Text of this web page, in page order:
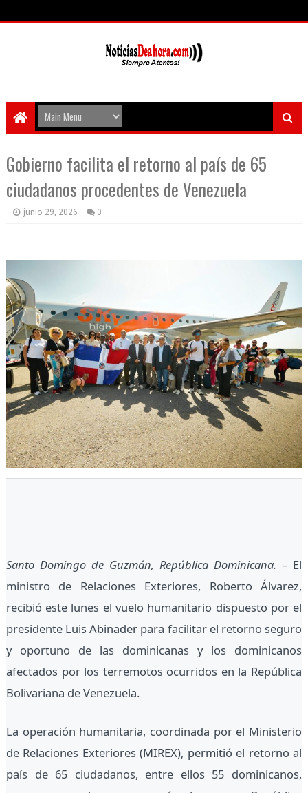
Gobierno facilita el retorno al país de 65
ciudadanos procedentes de Venezuela
junio 29, 2026 0
Santo Domingo de Guzmán, República Dominicana. – El
ministro de Relaciones Exteriores, Roberto Álvarez,
recibió este lunes el vuelo humanitario dispuesto por el
presidente Luis Abinader para facilitar el retorno seguro
y oportuno de las dominicanas y los dominicanos
afectados por los terremotos ocurridos en la República
Bolivariana de Venezuela.
La operación humanitaria, coordinada por el Ministerio
de Relaciones Exteriores (MIREX), permitió el retorno al
país de 65 ciudadanos, entre ellos 55 dominicanos,